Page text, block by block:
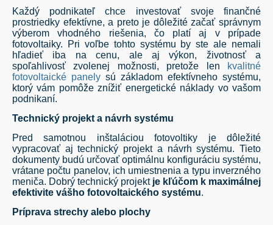
Každý podnikateľ chce investovať svoje finančné
prostriedky efektívne, a preto je dôležité začať správnym
výberom vhodného riešenia, čo platí aj v prípade
fotovoltaiky. Pri voľbe tohto systému by ste ale nemali
hľadieť iba na cenu, ale aj výkon, životnosť a
spoľahlivosť zvolenej možnosti, pretože len
kvalitné
fotovoltaické panely sú základom efektívneho systému,
ktorý vám pomôže znížiť energetické náklady vo vašom
podnikaní.
Technický projekt a návrh systému
Pred samotnou inštaláciou fotovoltiky je dôležité
vypracovať aj technický projekt a návrh systému. Tieto
dokumenty budú určovať optimálnu konfiguráciu systému,
vrátane počtu panelov, ich umiestnenia a typu inverzného
meniča. Dobrý technický projekt je kľúčom k maximálnej
efektivite vášho fotovoltaického systému.
Príprava strechy alebo plochy